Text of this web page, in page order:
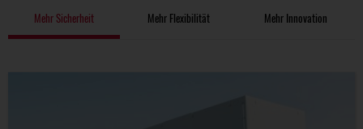
Mehr Sicherheit Mehr Flexibilität Mehr Innovation